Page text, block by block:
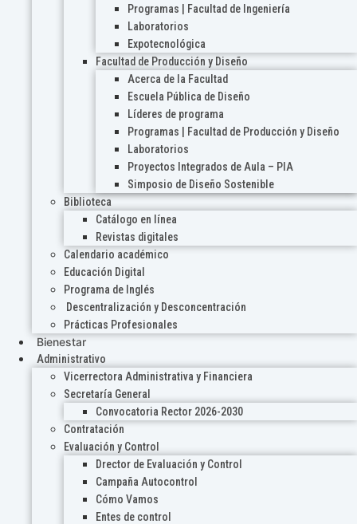
Programas | Facultad de Ingeniería
Laboratorios
Expotecnológica
Facultad de Producción y Diseño
Acerca de la Facultad
Escuela Pública de Diseño
Líderes de programa
Programas | Facultad de Producción y Diseño
Laboratorios
Proyectos Integrados de Aula – PIA
Simposio de Diseño Sostenible
Biblioteca
Catálogo en línea
Revistas digitales
Calendario académico
Educación Digital
Programa de Inglés
Descentralización y Desconcentración
Prácticas Profesionales
Bienestar
Administrativo
Vicerrectora Administrativa y Financiera
Secretaría General
Convocatoria Rector 2026-2030
Contratación
Evaluación y Control
Drector de Evaluación y Control
Campaña Autocontrol
Cómo Vamos
Entes de control